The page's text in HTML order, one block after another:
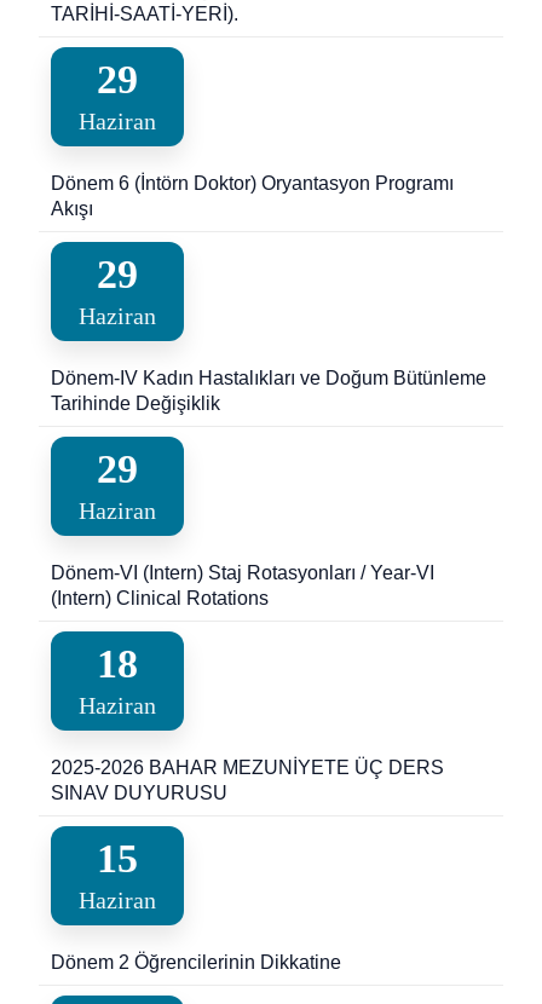
TARİHİ-SAATİ-YERİ).
29
Haziran
Dönem 6 (İntörn Doktor) Oryantasyon Programı
Akışı
29
Haziran
Dönem-IV Kadın Hastalıkları ve Doğum Bütünleme
Tarihinde Değişiklik
29
Haziran
Dönem-VI (Intern) Staj Rotasyonları / Year-VI
(Intern) Clinical Rotations
18
Haziran
2025-2026 BAHAR MEZUNİYETE ÜÇ DERS
SINAV DUYURUSU
15
Haziran
Dönem 2 Öğrencilerinin Dikkatine